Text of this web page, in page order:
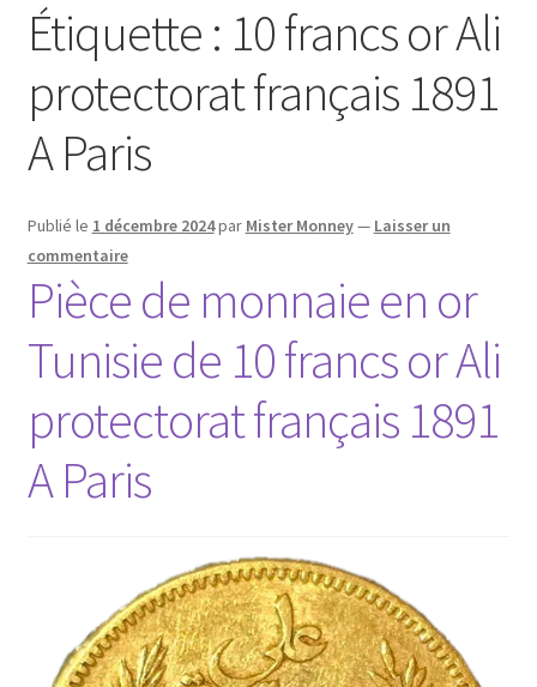
Étiquette : 10 francs or Ali
protectorat français 1891
A Paris
Publié le 1 décembre 2024par Mister Monney— Laisser un
commentaire
Pièce de monnaie en or
Tunisie de 10 francs or Ali
protectorat français 1891
A Paris